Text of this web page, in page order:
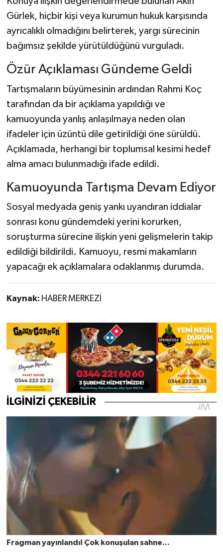
Gürlek, hiçbir kişi veya kurumun hukuk karşısında
ayrıcalıklı olmadığını belirterek, yargı sürecinin
bağımsız şekilde yürütüldüğünü vurguladı.
Özür Açıklaması Gündeme Geldi
Tartışmaların büyümesinin ardından Rahmi Koç
tarafından da bir açıklama yapıldığı ve
kamuoyunda yanlış anlaşılmaya neden olan
ifadeler için üzüntü dile getirildiği öne sürüldü.
Açıklamada, herhangi bir toplumsal kesimi hedef
alma amacı bulunmadığı ifade edildi.
Kamuoyunda Tartışma Devam Ediyor
Sosyal medyada geniş yankı uyandıran iddialar
sonrası konu gündemdeki yerini korurken,
soruşturma sürecine ilişkin yeni gelişmelerin takip
edildiği bildirildi. Kamuoyu, resmi makamların
yapacağı ek açıklamalara odaklanmış durumda.
Kaynak: HABER MERKEZİ